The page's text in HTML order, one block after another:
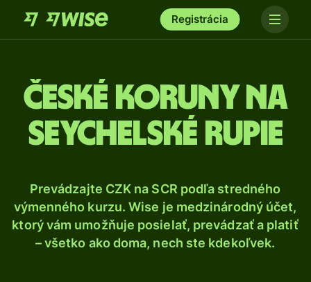
Registrácia
České koruny na
seychelské rupie
Prevádzajte CZK na SCR podľa stredného
výmenného kurzu. Wise je medzinárodný účet,
ktorý vám umožňuje posielať, prevádzať a platiť
– všetko ako doma, nech ste kdekoľvek.